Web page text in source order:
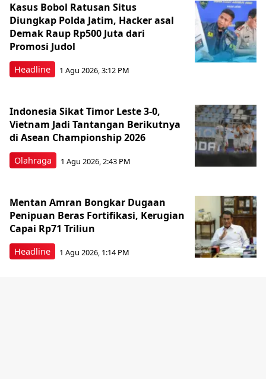
Headline
Kasus Bobol Ratusan Situs
Diungkap Polda Jatim, Hacker asal
Demak Raup Rp500 Juta dari
Promosi Judol
1 Agu 2026, 3:12 PM
Olahraga
Indonesia Sikat Timor Leste 3-0,
Vietnam Jadi Tantangan Berikutnya
di Asean Championship 2026
1 Agu 2026, 2:43 PM
Headline
Mentan Amran Bongkar Dugaan
Penipuan Beras Fortifikasi, Kerugian
Capai Rp71 Triliun
1 Agu 2026, 1:14 PM